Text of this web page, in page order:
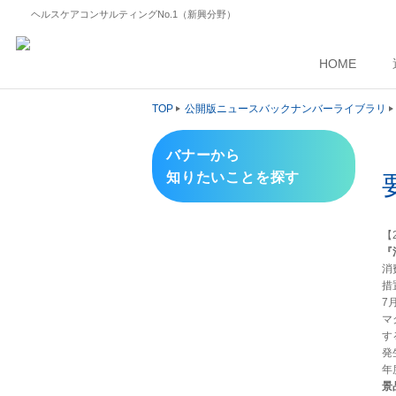
ヘルスケアコンサルティングNo.1（新興分野）
HOME
TOP 公開版ニュースバックナンバーライブラリ
消
措
7
マ
す
発
年
景
バナーから
知りたいことを探す